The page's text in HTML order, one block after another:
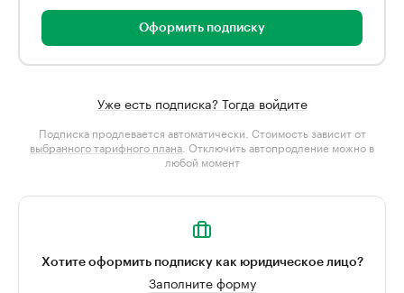
Оформить подписку
Уже есть подписка? Тогда войдите
Подписка продлевается автоматически. Стоимость зависит от
выбранного тарифного плана . Отключить автопродление можно в
любой момент
Хотите оформить подписку как юридическое лицо?
Заполните форму